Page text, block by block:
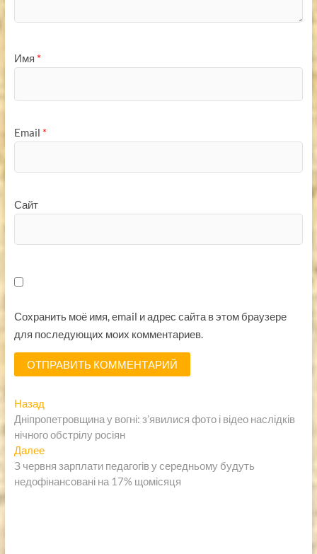
Имя *
Email *
Сайт
Сохранить моё имя, email и адрес сайта в этом браузере
для последующих моих комментариев.
Навигация
по
записям
НазадПредыдущая
запись:
Дніпропетровщина у вогні: з’явилися фото і відео наслідків
нічного обстрілу росіян
ДалееСледующая
запись:
З червня зарплати педагогів у середньому будуть
недофінансовані на 17% щомісяця